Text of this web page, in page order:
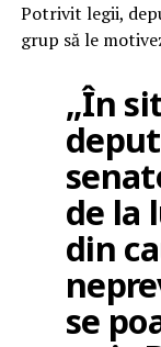
Potrivit legii,
grup să le
„În
de la
din
se